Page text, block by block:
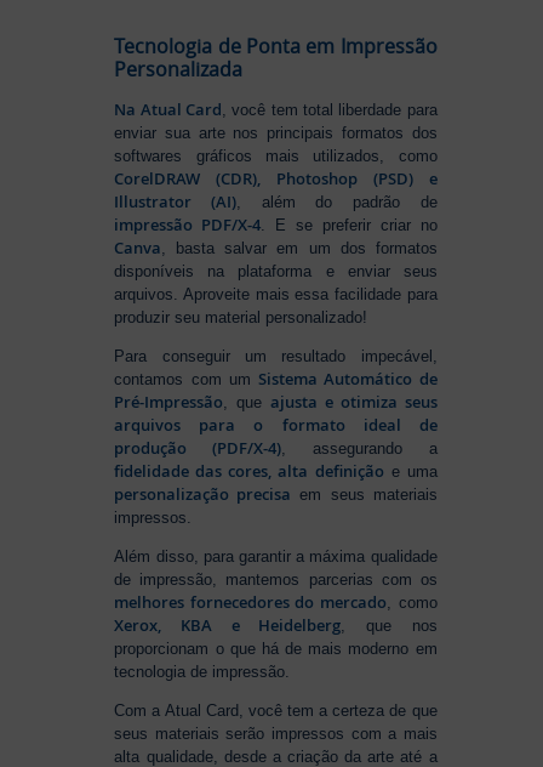
Tecnologia de Ponta em Impressão
Personalizada
Na Atual Card, você tem total liberdade para
enviar sua arte nos principais formatos dos
softwares gráficos mais utilizados, como
CorelDRAW (CDR), Photoshop (PSD) e
Illustrator (AI), além do padrão de
impressão PDF/X-4. E se preferir criar no
Canva, basta salvar em um dos formatos
disponíveis na plataforma e enviar seus
arquivos. Aproveite mais essa facilidade para
produzir seu material personalizado!
Para conseguir um resultado impecável,
contamos com um Sistema Automático de
Pré-Impressão , queajusta e otimiza seus
arquivos para o formato ideal de
produção (PDF/X-4) , assegurando a
fidelidade das cores, alta definição e uma
personalização precisa em seus materiais
impressos.
Além disso, para garantir a máxima qualidade
de impressão, mantemos parcerias com os
melhores fornecedores do mercado , como
Xerox, KBA e Heidelberg , que nos
proporcionam o que há de mais moderno em
tecnologia de impressão.
Com a Atual Card, você tem a certeza de que
seus materiais serão impressos com a mais
alta qualidade, desde a criação da arte até a